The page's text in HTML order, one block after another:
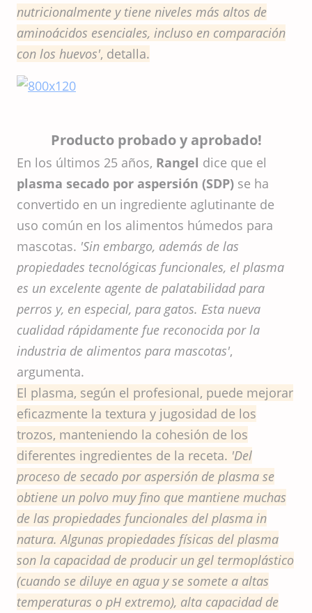
nutricionalmente y tiene niveles más altos de
aminoácidos esenciales, incluso en comparación
con los huevos', detalla.
Producto probado y aprobado!
En los últimos 25 años, Rangel dice que el
plasma secado por aspersión (SDP) se ha
convertido en un ingrediente aglutinante de
uso común en los alimentos húmedos para
mascotas. 'Sin embargo, además de las
propiedades tecnológicas funcionales, el plasma
es un excelente agente de palatabilidad para
perros y, en especial, para gatos. Esta nueva
cualidad rápidamente fue reconocida por la
industria de alimentos para mascotas',
argumenta.
El plasma, según el profesional, puede mejorar
eficazmente la textura y jugosidad de los
trozos, manteniendo la cohesión de los
diferentes ingredientes de la receta. 'Del
proceso de secado por aspersión de plasma se
obtiene un polvo muy fino que mantiene muchas
de las propiedades funcionales del plasma in
natura. Algunas propiedades físicas del plasma
son la capacidad de producir un gel termoplástico
(cuando se diluye en agua y se somete a altas
temperaturas o pH extremo), alta capacidad de